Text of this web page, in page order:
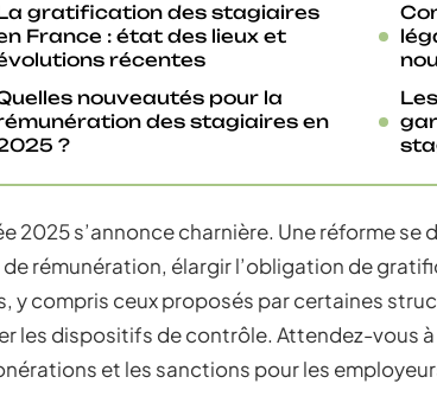
gratification des stagiaires
France : état des lieux et
récentes
nouveautés pour la
des stagiaires en
?
2025 s’annonce charnière. Une réforme
de rémunération, élargir l’obligation de
y compris ceux proposés par certaines
les dispositifs de contrôle. Attendez-vous
et les sanctions pour les